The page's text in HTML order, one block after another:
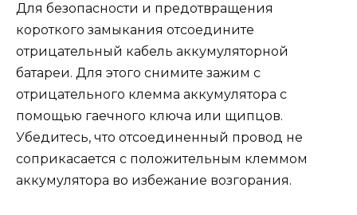
Для безопасности и предотвращения
короткого замыкания отсоедините
отрицательный кабель аккумуляторной
батареи. Для этого снимите зажим с
отрицательного клемма аккумулятора с
помощью гаечного ключа или щипцов.
Убедитесь, что отсоединенный провод не
соприкасается с положительным клеммом
аккумулятора во избежание возгорания.